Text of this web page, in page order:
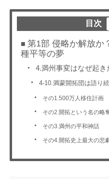
目次
第1部 侵略か解放か
種平等の夢
4.満州事変はなぜ起き
4-10.満蒙開拓団は語り
その1.500万人移住計画
その2.開拓という名の略
その3.満州の平和神話
その4.開拓史上最大の悲